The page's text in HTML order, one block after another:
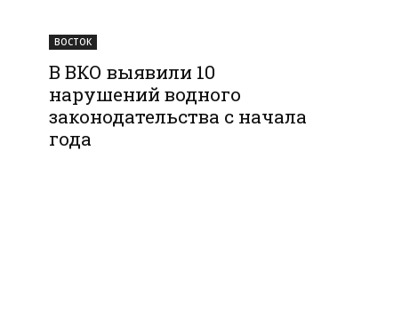
ВОСТОК
В ВКО выявили 10
нарушений водного
законодательства с начала
года